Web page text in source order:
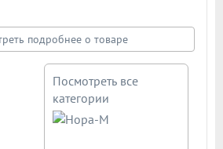
подробнее о товаре
Посмотреть все
категории